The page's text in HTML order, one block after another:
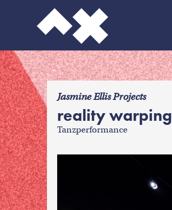
f
Jasmine Ellis Projects
reality warping
Tanzperformance